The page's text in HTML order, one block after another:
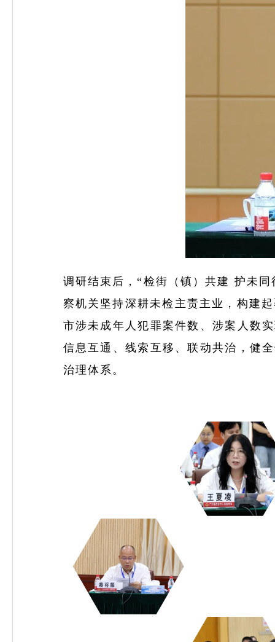
调研结束后，“检街（镇）共建 护未
察机关坚持深耕未检主责主业， 构建
市涉未成年人犯罪案件数、涉案人数
信息互通、线索互移、联动共治，健
治理体系。